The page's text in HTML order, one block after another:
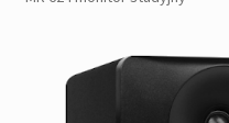
Pozostałe
Kontakt